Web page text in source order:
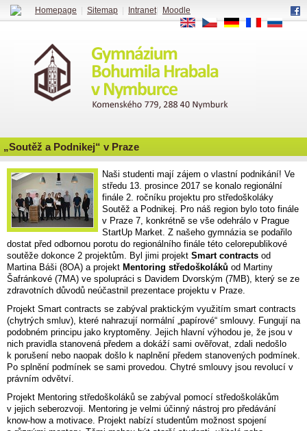
„Soutěž a Podnikej“ v Praze
Naši studenti mají zájem o vlastní podnikání! Ve
středu 13. prosince 2017 se konalo regionální
finále 2. ročníku projektu pro středoškoláky
Soutěž a Podnikej. Pro náš region bylo toto finále
v Praze 7, konkrétně se vše odehrálo v Prague
StartUp Market. Z našeho gymnázia se podařilo
dostat před odbornou porotu do regionálního finále této celorepublikové
soutěže dokonce 2 projektům. Byl jimi projekt Smart contracts od
Martina Báši (8OA) a projekt Mentoring středoškoláků od Martiny
Šafránkové (7MA) ve spolupráci s Davidem Dvorským (7MB), který se ze
zdravotních důvodů neúčastnil prezentace projektu v Praze.
Projekt Smart contracts se zabýval praktickým využitím smart contracts
(chytrých smluv), které nahrazují normální „papírové“ smlouvy. Fungují na
podobném principu jako kryptoměny. Jejich hlavní výhodou je, že jsou v
nich pravidla stanovená předem a dokáží sami ověřovat, zdali nedošlo
k porušení nebo naopak došlo k naplnění předem stanovených podmínek.
Po splnění podmínek se sami provedou. Chytré smlouvy jsou revolucí v
právním odvětví.
Projekt Mentoring středoškoláků se zabýval pomocí středoškolákům
v jejich seberozvoji. Mentoring je velmi účinný nástroj pro předávání
know-how a motivace. Projekt nabízí studentům možnost spojení
Homepage Sitemap Intranet|
Moodle
EN
CS DE FR RU